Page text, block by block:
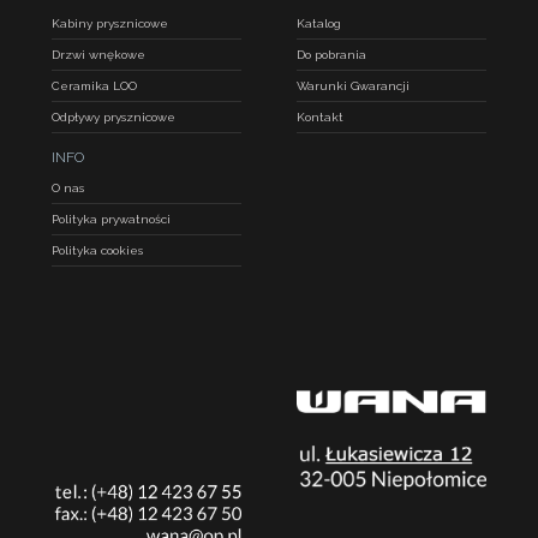
Kabiny prysznicowe
Drzwi wnękowe
Ceramika LOO
Odpływy prysznicowe
Katalog
Do pobrania
Warunki Gwarancji
Kontakt
INFO
O nas
Polityka prywatności
Polityka cookies